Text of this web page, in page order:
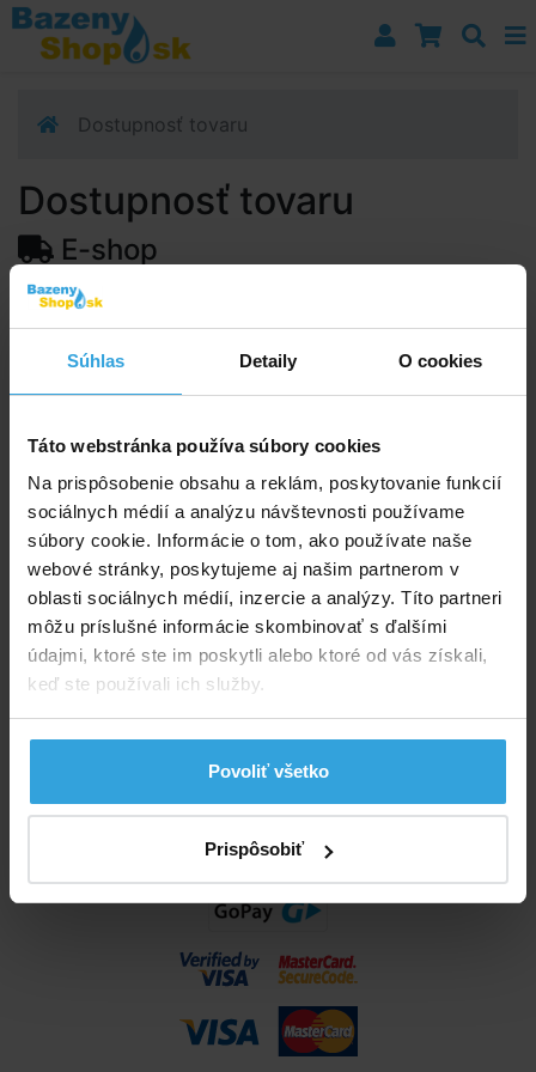
Súhlas Detaily O cookies
Táto webstránka používa súbory cookies
Na prispôsobenie obsahu a reklám, poskytovanie funkcií
sociálnych médií a analýzu návštevnosti používame
súbory cookie. Informácie o tom, ako používate naše
webové stránky, poskytujeme aj našim partnerom v
oblasti sociálnych médií, inzercie a analýzy. Títo partneri
môžu príslušné informácie skombinovať s ďalšími
údajmi, ktoré ste im poskytli alebo ktoré od vás získali,
keď ste používali ich služby.
Povoliť všetko
Prispôsobiť
Prejsť k navigácii
Prejsť na obsah
Prejsť k bočnému stĺpci
Dostupnosť tovaru
Dostupnosť tovaru
E-shop
Dostupnosť:
výdajné miesto:
12.08.2026
môže sa zmeniť.
Poradíme vám!
info@bazenyshop.sk
02 2057 0035
Telefónne číslo neslúži na objednaní tovaru
Všetko o nákupe
Obchodné podmienky
Možnosti dopravy a platby
Reklamácie
Odstúpenie od zmluvy